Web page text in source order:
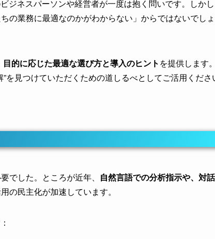
ジネスパーソンや経営者が一度は抱く問いです。しか
の業務に最適なのかがわからない」からではないでし
的に応じた最適な選び方と導入のヒント を提供します
を見つけていただくための道しるべとしてご活用くださ
でした。ところが近年、 自然言語での分析指示や、対
の民主化が加速しています。